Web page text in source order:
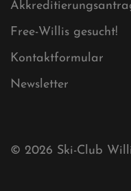
Aktuelles
Akkreditierungsantrag
Free-Willis gesucht!
Kontaktformular